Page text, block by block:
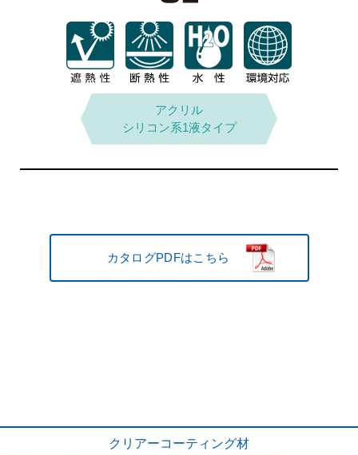
多機能
コーティング塗料
アクリル
シリコン系1液タイプ
カタログPDFはこちら
次亜塩素酸
ナトリウム
クリアーコーティング材